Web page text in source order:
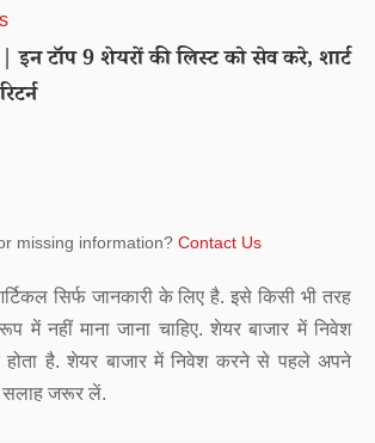
इन टॉप 9 शेयरों की लिस्ट को सेव करे, शार्ट
missing information? Contact Us
सिर्फ जानकारी के लिए है. इसे किसी भी तरह
में नहीं माना जाना चाहिए. शेयर बाजार में निवेश
होता है. शेयर बाजार में निवेश करने से पहले अपने
सलाह जरूर लें.